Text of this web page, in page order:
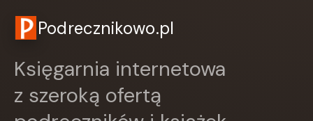
DEMART
Dolnośląskie
DRAGON
Edycja Świętego Pawła
EDYCJA ŚWIĘTEGO PAWŁA
Podrecznikowo.pl
Księgarnia internetowa
z szeroką ofertą